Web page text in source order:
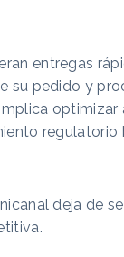
entregas
su pedido y
deja de